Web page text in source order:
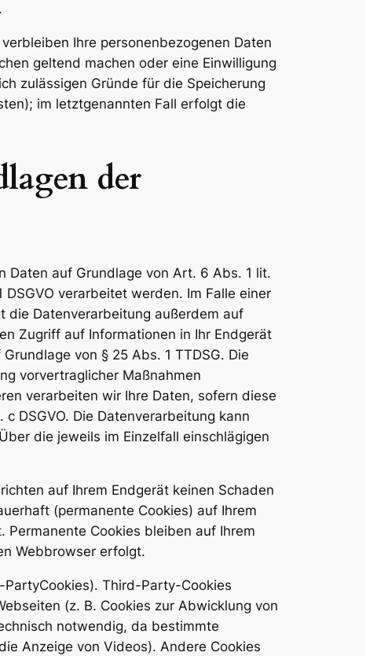
Ihre personenbezogenen Daten
geltend machen oder eine Einwilligung
zulässigen Gründe für die Speicherung
im letztgenannten Fall erfolgt die
der
Daten auf Grundlage von Art. 6 Abs. 1 lit.
verarbeitet werden. Im Falle einer
die Datenverarbeitung außerdem auf
Zugriff auf Informationen in Ihr Endgerät
von § 25 Abs. 1 TTDSG. Die
vorvertraglicher Maßnahmen
verarbeiten wir Ihre Daten, sofern diese
DSGVO. Die Datenverarbeitung kann
die jeweils im Einzelfall einschlägigen
auf Ihrem Endgerät keinen Schaden
(permanente Cookies) auf Ihrem
Permanente Cookies bleiben auf Ihrem
Webbrowser erfolgt.
Third-Party-Cookies
(z. B. Cookies zur Abwicklung von
notwendig, da bestimmte
Anzeige von Videos). Andere Cookies